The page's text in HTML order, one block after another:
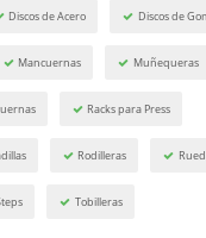
Discos de Acero Discos de
Mancuernas Muñequeras
Racks para Press
Rodilleras
Tobilleras